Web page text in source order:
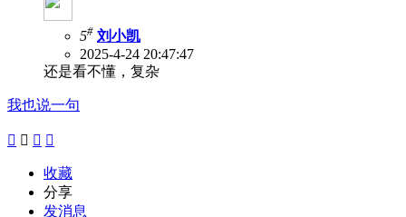
5# 刘小凯
2025-4-24 20:47:47
还是看不懂，复杂
我也说一句
   
收藏
分享
发消息